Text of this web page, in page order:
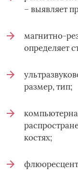
– выявляет
магнитно-
определяет
размер, тип;
костях;